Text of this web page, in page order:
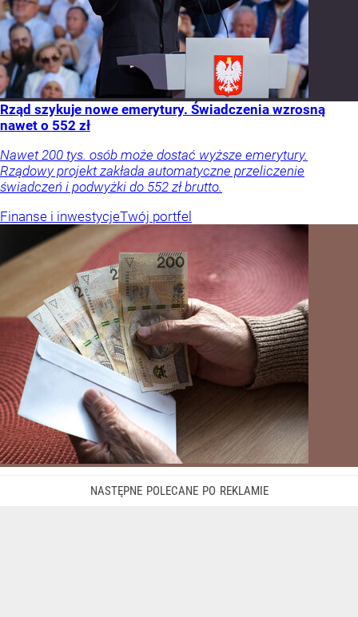
Rząd szykuje nowe emerytury. Świadczenia wzrosną
nawet o 552 zł
Nawet 200 tys. osób może dostać wyższe emerytury.
Rządowy projekt zakłada automatyczne przeliczenie
świadczeń i podwyżki do 552 zł brutto.
Finanse i inwestycjeTwój portfel